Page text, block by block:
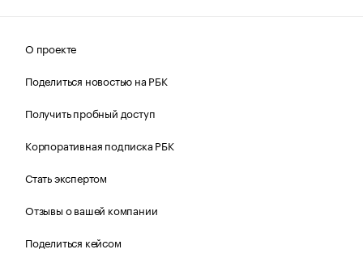
О проекте
Поделиться новостью на РБК
Получить пробный доступ
Корпоративная подписка РБК
Стать экспертом
Отзывы о вашей компании
Поделиться кейсом